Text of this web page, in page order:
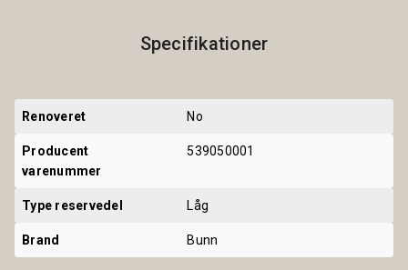
Specifikationer
Renoveret No
Producent
varenummer
539050001
Type reservedel Låg
Brand Bunn